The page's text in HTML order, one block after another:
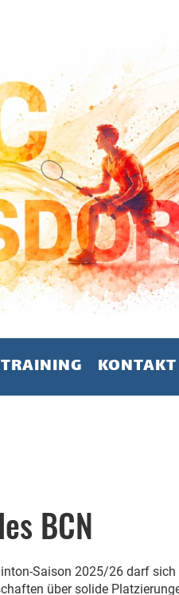
KONTAKT
BCN
Saison 2025/26 darf sich
über solide